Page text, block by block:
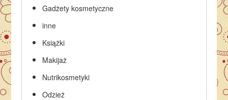
Gadżety kosmetyczne
inne
Książki
Makijaż
Nutrikosmetyki
Odzież